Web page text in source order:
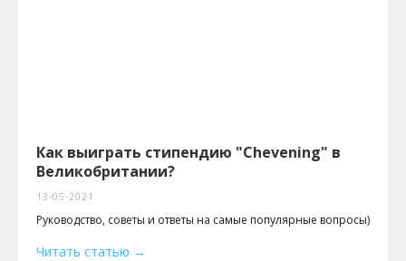
Как выиграть стипендию "Chevening" в
Великобритании?
13-05-2021
Руководство, советы и ответы на самые популярные вопросы)
Читать статью